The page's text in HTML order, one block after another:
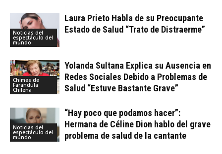
Noticias del
espectáculo del
mundo
Laura Prieto Habla de su Preocupante
Estado de Salud “Trato de Distraerme”
Chimes de
Farandula
Chilena
Yolanda Sultana Explica su Ausencia en
Redes Sociales Debido a Problemas de
Salud “Estuve Bastante Grave”
Noticias del
espectáculo del
mundo
“Hay poco que podamos hacer”:
Hermana de Céline Dion hablo del grave
problema de salud de la cantante